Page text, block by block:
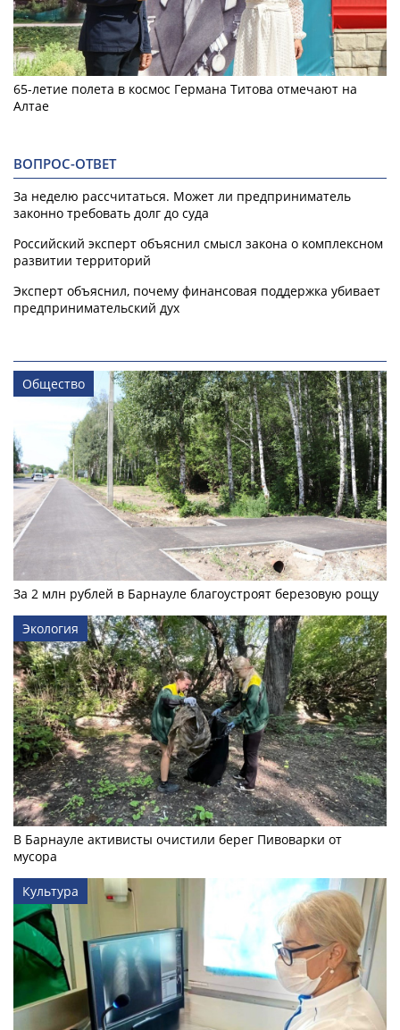
65-летие полета в космос Германа Титова отмечают на
Алтае
ВОПРОС-ОТВЕТ
За неделю рассчитаться. Может ли предприниматель
законно требовать долг до суда
Российский эксперт объяснил смысл закона о комплексном
развитии территорий
Эксперт объяснил, почему финансовая поддержка убивает
предпринимательский дух
Общество
За 2 млн рублей в Барнауле благоустроят березовую рощу
Экология
В Барнауле активисты очистили берег Пивоварки от
мусора
Культура